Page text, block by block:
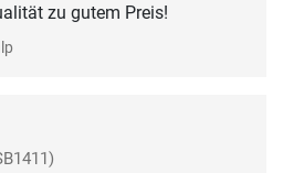
zu gutem Preis!